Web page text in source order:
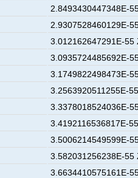
2.8493430447348E-
2.9307528460129E-
3.012162647291E-55
3.0935724485692E-
3.1749822498473E-
3.2563920511255E-
3.3378018524036E-
3.4192116536817E-
3.5006214549599E-
3.582031256238E-55
3.6634410575161E-